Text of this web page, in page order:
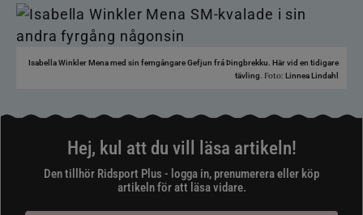
Isabella Winkler Mena med sin femgångare Gefjun frá Þingbrekku. Här vid en tidigare
tävling. Foto: Linnea Lindahl
Hej, kul att du vill läsa artikeln!
Den tillhör Ridsport Plus - logga in, prenumerera eller köp
artikeln för att läsa vidare.